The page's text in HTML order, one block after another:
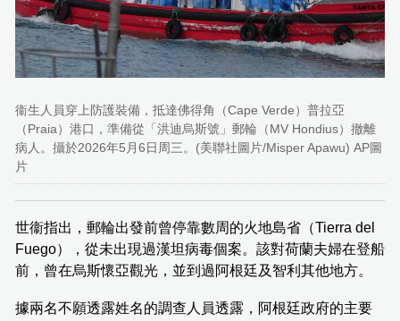
衞生人員穿上防護裝備，抵達佛得角（Cape Verde）普拉亞
（Praia）港口，準備從「洪迪烏斯號」郵輪（MV Hondius）撤離
病人。攝於2026年5月6日周三。(美聯社圖片/Misper Apawu) AP圖
片
世衞指出，郵輪出發前曾停靠數周的火地島省（Tierra del
Fuego），從未出現過漢坦病毒個案。該對荷蘭夫婦在登船
前，曾在烏斯懷亞觀光，並到過阿根廷及智利其他地方。
據兩名不願透露姓名的調查人員透露，阿根廷政府的主要